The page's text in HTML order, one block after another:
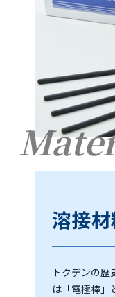
溶接
トクデンの
は「電極棒」